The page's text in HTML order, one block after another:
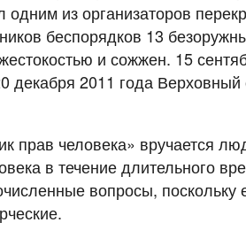
из организаторов
беспорядков 13
и сожжен. 15
2011 года
прав человека» вручается
в течение длительного
вопросы,